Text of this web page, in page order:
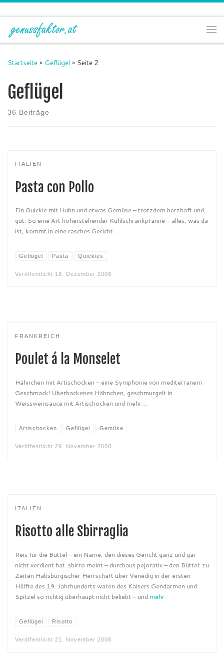
Zum Inhalt springen
Startseite » Geflügel » Seite 2
Geflügel
36 Beiträge
ITALIEN
Pasta con Pollo
Ein Quickie mit Huhn und etwas Gemüse – trotzdem herzhaft und
gut. So eine Art höherstehender Kühlschrankpfanne – alles, was da
ist, kommt in eine rasches Gericht…
Geflügel Pasta Quickies
Veröffentlicht 18. Dezember 2008
FRANKREICH
Poulet á la Monselet
Hähnchen mit Artischocken – eine Symphonie von mediterranem
Geschmack! Überbackenes Hähnchen, geschmurgelt in
Weissweinsauce mit Artischocken und mehr…
Artischocken Geflügel Gemüse
Veröffentlicht 29. November 2008
ITALIEN
Risotto alle Sbirraglia
Reis für die Büttel – ein Name, den dieses Gericht ganz und gar
nicht verdient hat. sbirro meint – durchaus pejorativ – den Büttel: zu
Zeiten Habsburgischer Herrschaft über Venedig in der ersten
Hälfte des 19. Jahrhunderts waren des Kaisers Gendarmen und
Spitzel so richtig überhaupt nicht beliebt – und mehr
Geflügel Risotto
Veröffentlicht 21. November 2008